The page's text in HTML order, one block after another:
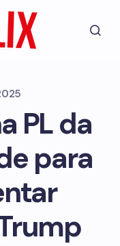
PL da
para